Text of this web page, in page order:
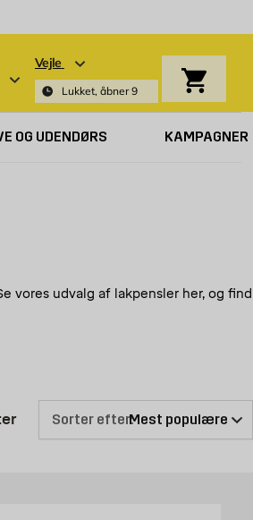
Vejle
Lukket, åbner 9
OG UDENDØRS KAMPAGNER
vores udvalg af lakpensler her, og find
høj præcision og en fin, glat
møbler. Den bruges dog også ofte
Husk at rengøre din lakpensel
Produktliste er opdateret: 10
Sorter efter: